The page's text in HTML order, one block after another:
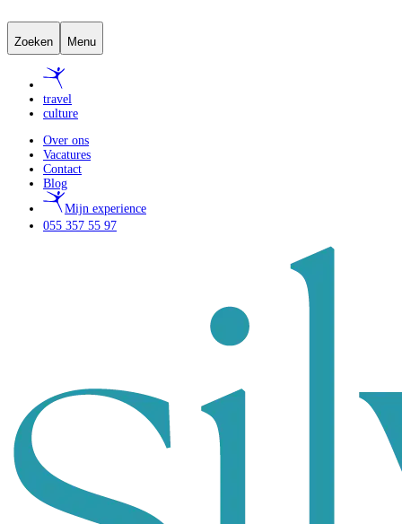
Zoeken Menu
travel
culture
Over ons
Vacatures
Contact
Blog
Mijn experience
055 357 55 97